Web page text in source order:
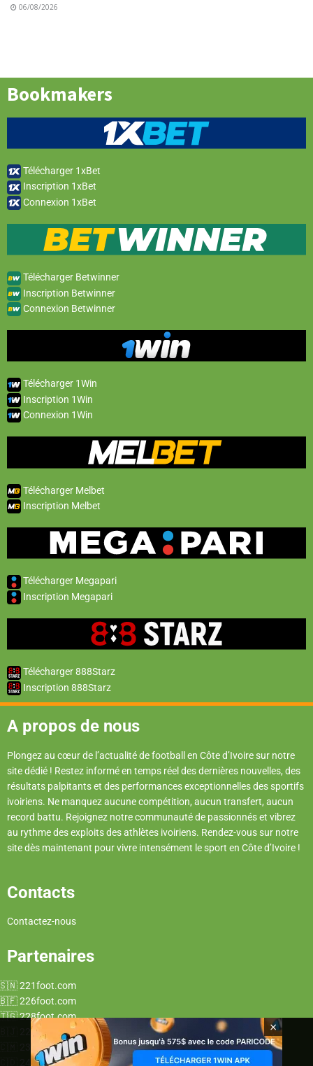
06/08/2026
Bookmakers
Télécharger 1xBet
Inscription 1xBet
Connexion 1xBet
Télécharger Betwinner
Inscription Betwinner
Connexion Betwinner
Télécharger 1Win
Inscription 1Win
Connexion 1Win
Télécharger Melbet
Inscription Melbet
Télécharger Megapari
Inscription Megapari
Télécharger 888Starz
Inscription 888Starz
A propos de nous
Plongez au cœur de l’actualité de football en Côte d’Ivoire sur notre
site dédié ! Restez informé en temps réel des dernières nouvelles, des
résultats palpitants et des performances exceptionnelles des sportifs
ivoiriens. Ne manquez aucune compétition, aucun transfert, aucun
record battu. Rejoignez notre communauté de passionnés et vibrez
au rythme des exploits des athlètes ivoiriens. Rendez-vous sur notre
site dès maintenant pour vivre intensément le sport en Côte d’Ivoire !
Contacts
Contactez-nous
Partenaires
221foot.com
226foot.com
228foot.com
229foot.com
237foot.com
243foot.com
×